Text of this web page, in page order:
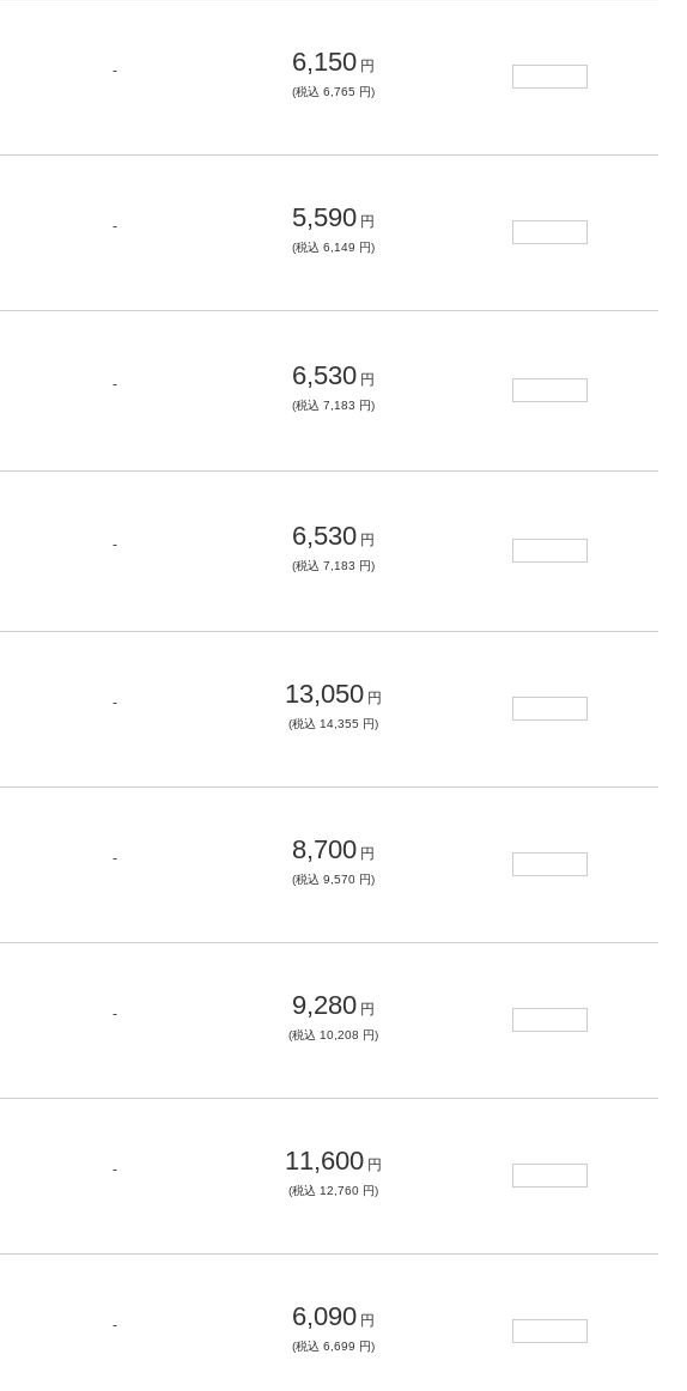
- 6,150 円
(税込 6,765 円)
- 5,590 円
(税込 6,149 円)
- 6,530 円
(税込 7,183 円)
- 6,530 円
(税込 7,183 円)
- 13,050 円
(税込 14,355 円)
- 8,700 円
(税込 9,570 円)
- 9,280 円
(税込 10,208 円)
- 11,600 円
(税込 12,760 円)
- 6,090 円
(税込 6,699 円)